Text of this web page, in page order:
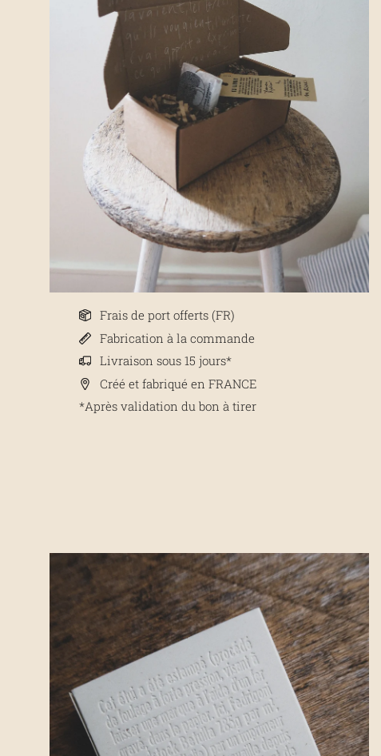
Frais de port offerts (FR)
Fabrication à la commande
Livraison sous 15 jours*
Créé et fabriqué en FRANCE
*Après validation du bon à tirer